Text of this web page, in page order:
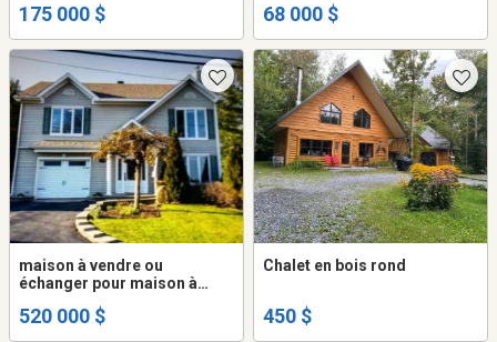
175 000 $ 68 000 $
maison à vendre ou
échanger pour maison à
520 000 $
Chalet en bois rond
450 $